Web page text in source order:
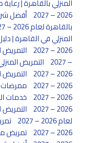
المنزلي بالقاهرة |
2026 – 2027
أفضل
بالقاهرة لعام 2026 – 2027
المنزلي في القاهرة |
2026 – 2027
– 2027
التمريض
2026 – 2027
التمريض
2026 – 2027
ممرضات
2026 – 2027
خدمات
2026 – 2027
لعام 2026 – 2027
2026 – 2027
تمريض